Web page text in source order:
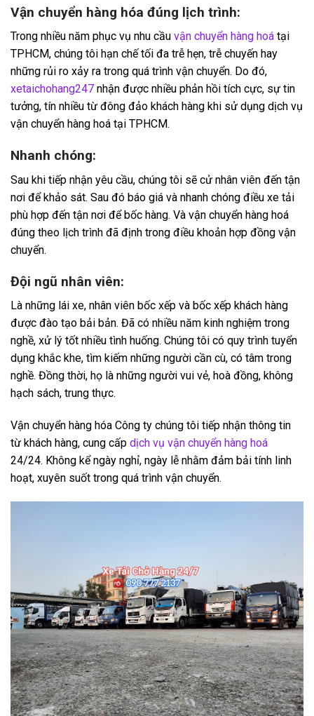
Vận chuyển hàng hóa đúng lịch trình:
Trong nhiều năm phục vụ nhu cầu vận chuyển hàng hoá tại
TPHCM, chúng tôi hạn chế tối đa trễ hẹn, trễ chuyến hay
những rủi ro xảy ra trong quá trình vận chuyển. Do đó,
xetaichohang247 nhận được nhiều phản hồi tích cực, sự tin
tưởng, tín nhiều từ đông đảo khách hàng khi sử dụng dịch vụ
vận chuyển hàng hoá tại TPHCM.
Nhanh chóng:
Sau khi tiếp nhận yêu cầu, chúng tôi sẽ cử nhân viên đến tận
nơi để khảo sát. Sau đó báo giá và nhanh chóng điều xe tải
phù hợp đến tận nơi để bốc hàng. Và vận chuyển hàng hoá
đúng theo lịch trình đã định trong điều khoản hợp đồng vận
chuyển.
Đội ngũ nhân viên:
Là những lái xe, nhân viên bốc xếp và bốc xếp khách hàng
được đào tạo bải bản. Đã có nhiều năm kinh nghiệm trong
nghề, xử lý tốt nhiều tình huống. Chúng tôi có quy trình tuyển
dụng khắc khe, tìm kiếm những người cần cù, có tâm trong
nghề. Đồng thời, họ là những người vui vẻ, hoà đồng, không
hạch sách, trung thực.
Vận chuyển hàng hóa Công ty chúng tôi tiếp nhận thông tin
từ khách hàng, cung cấp dịch vụ vận chuyển hàng hoá
24/24. Không kể ngày nghỉ, ngày lễ nhằm đảm bải tính linh
hoạt, xuyên suốt trong quá trình vận chuyển.